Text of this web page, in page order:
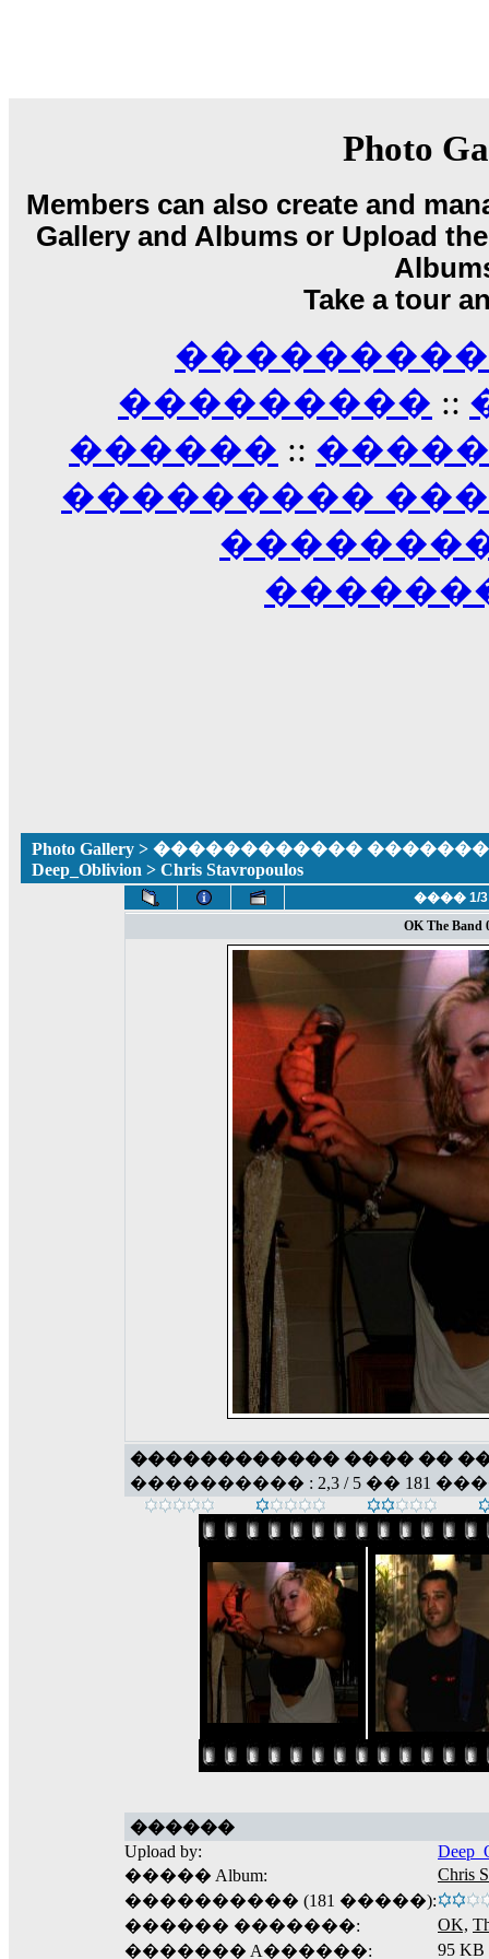
Echo, ���� �� ������� ��
������ �� �����.. "������" ���
15:33
��������� ����, ���������
����� ��������� ��
������! ��� ������ �� �����...
������� ���� ���� ������;
Photo
Members can also create and
Gallery and Albums or Upload
Take a tour
���������
��������� ::
������ ::
���������
Photo Gallery > ������������ ��������
Deep_Oblivion > Chris Stavropoulos
���� 1/3
OK The Band
������������ ���� ��
���������� : 2,3 / 5 �� 181
������
Upload by:
����� Album:
Chris
���������� (181 �����):
������ �������:
OK,
������� A������:
95 KB